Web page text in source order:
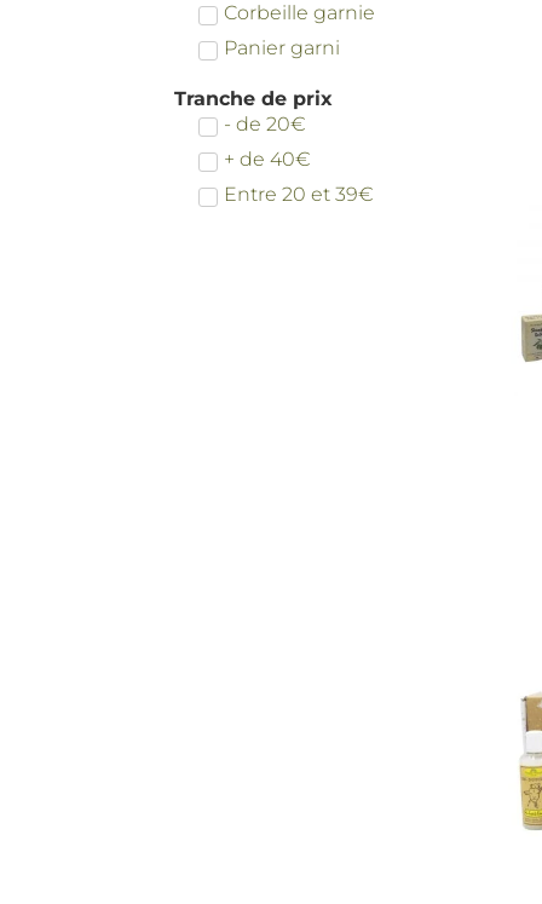
Corbeille garnie
Panier garni
Tranche de prix
- de 20€
+ de 40€
Entre 20 et 39€